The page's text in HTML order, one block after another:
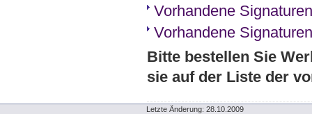
Vorhandene
Vorhandene
Bitte bestellen Sie
sie auf der Liste der
Letzte Änderung: 28.10.2009